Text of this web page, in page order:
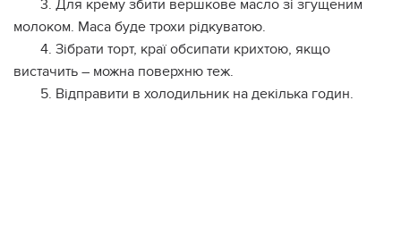
3. Для крему збити вершкове масло зі згущеним
молоком. Маса буде трохи рідкуватою.
4. Зібрати торт, краї обсипати крихтою, якщо
вистачить – можна поверхню теж.
5. Відправити в холодильник на декілька годин.